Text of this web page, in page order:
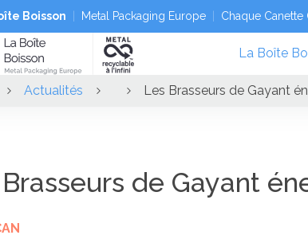
Boisson Metal Packaging Europe Chaque
La Boîte
Actualités Les Brasseurs de Gayant
de Gayant